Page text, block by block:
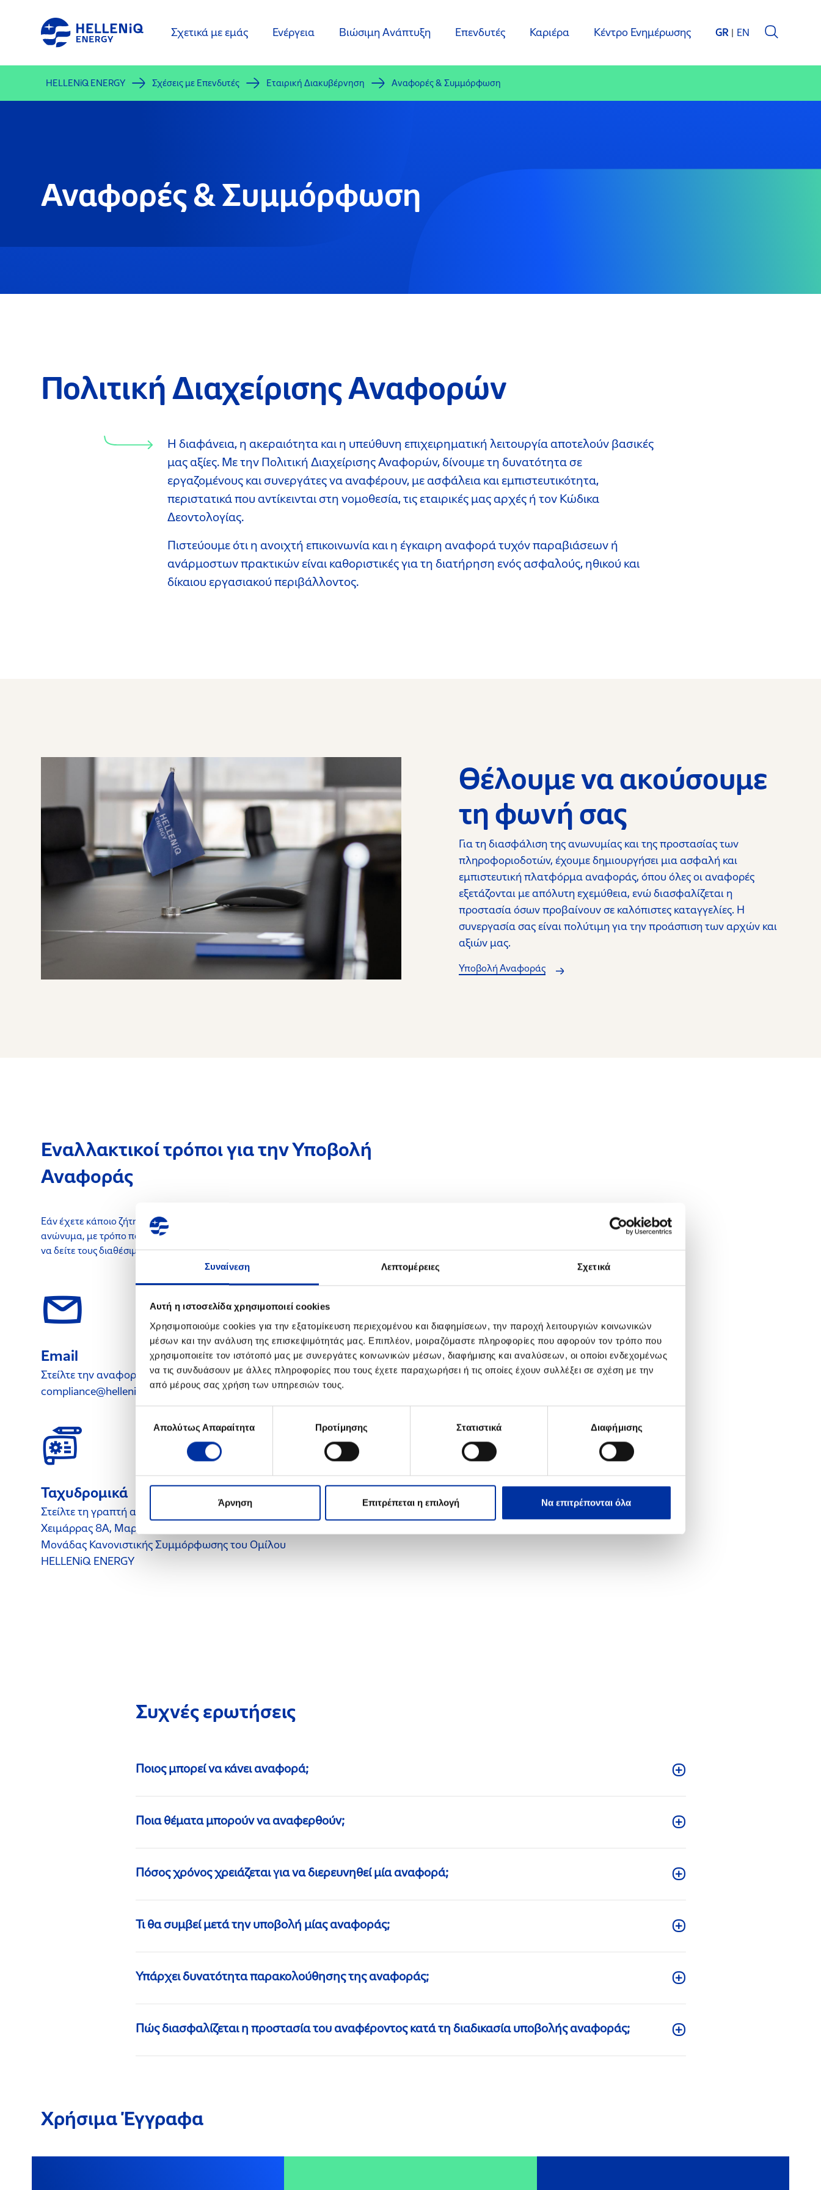
Συναίνεση Λεπτομέρειες Σχετικά
Αυτή η ιστοσελίδα χρησιμοποιεί cookies
Χρησιμοποιούμε cookies για την εξατομίκευση περιεχομένου και διαφημίσεων, την παροχή λειτουργιών κοινωνικών
μέσων και την ανάλυση της επισκεψιμότητάς μας. Επιπλέον, μοιραζόμαστε πληροφορίες που αφορούν τον τρόπο που
χρησιμοποιείτε τον ιστότοπό μας με συνεργάτες κοινωνικών μέσων, διαφήμισης και αναλύσεων, οι οποίοι ενδεχομένως
να τις συνδυάσουν με άλλες πληροφορίες που τους έχετε παραχωρήσει ή τις οποίες έχουν συλλέξει σε σχέση με την
από μέρους σας χρήση των υπηρεσιών τους.
συγκατάθεσης
Απολύτως Απαραίτητα Προτίμησης Στατιστικά Διαφήμισης
Άρνηση Επιτρέπεται η επιλογή Να επιτρέπονται όλα
περιεχόμενο
Σχετικά με εμάς Ενέργεια Βιώσιμη Ανάπτυξη Επενδυτές Καριέρα Κέντρο Ενημέρωσης GR EN
HELLENiQ ENERGY Σχέσεις με Επενδυτές Εταιρική Διακυβέρνηση Αναφορές & Συμμόρφωση
Αναφορές & Συμμόρφωση
Πολιτική Διαχείρισης Αναφορών
H διαφάνεια, η ακεραιότητα και η υπεύθυνη επιχειρηματική λειτουργία αποτελούν βασικές
μας αξίες. Με την Πολιτική Διαχείρισης Αναφορών, δίνουμε τη δυνατότητα σε
εργαζομένους και συνεργάτες να αναφέρουν, με ασφάλεια και εμπιστευτικότητα,
περιστατικά που αντίκεινται στη νομοθεσία, τις εταιρικές μας αρχές ή τον Κώδικα
Δεοντολογίας.
Πιστεύουμε ότι η ανοιχτή επικοινωνία και η έγκαιρη αναφορά τυχόν παραβιάσεων ή
ανάρμοστων πρακτικών είναι καθοριστικές για τη διατήρηση ενός ασφαλούς, ηθικού και
δίκαιου εργασιακού περιβάλλοντος.
Θέλουμε να ακούσουμε
τη φωνή σας
Για τη διασφάλιση της ανωνυμίας και της προστασίας των
πληροφοριοδοτών, έχουμε δημιουργήσει μια ασφαλή και
εμπιστευτική πλατφόρμα αναφοράς, όπου όλες οι αναφορές
εξετάζονται με απόλυτη εχεμύθεια, ενώ διασφαλίζεται η
προστασία όσων προβαίνουν σε καλόπιστες καταγγελίες. Η
συνεργασία σας είναι πολύτιμη για την προάσπιση των αρχών και
αξιών μας.
Υποβολή Αναφοράς
Εναλλακτικοί τρόποι για την Υποβολή
Αναφοράς
Εάν έχετε κάποιο ζήτημα που θέλετε να αναφέρετε, μπορείτε να το κάνετε είτε επώνυμα είτε
ανώνυμα, με τρόπο που σας εξυπηρετεί καλύτερα – γραπτώς ή προφορικά. Παρακάτω μπορείτε
να δείτε τους διαθέσιμους τρόπους επικοινωνίας:
Email
Στείλτε την αναφορά σας ηλεκτρονικά στο
compliance@helleniq.gr
Τηλεφωνικά
Καλέστε στο 210 6302333 και αφήστε ηχογραφημένο
Ταχυδρομικά
Στείλτε τη γραπτή αναφορά σας στη διεύθυνση
Χειμάρρας 8Α, Μαρούσι, Τ.Κ. 15125, υπόψιν της
Μονάδας Κανονιστικής Συμμόρφωσης του Ομίλου
HELLENiQ ENERGY
Συχνές ερωτήσεις
Ποιος μπορεί να κάνει αναφορά;
Ποια θέματα μπορούν να αναφερθούν;
Πόσος χρόνος χρειάζεται για να διερευνηθεί μία αναφορά;
Τι θα συμβεί μετά την υποβολή μίας αναφοράς;
Υπάρχει δυνατότητα παρακολούθησης της αναφοράς;
Πώς διασφαλίζεται η προστασία του αναφέροντος κατά τη διαδικασία υποβολής αναφοράς;
Χρήσιμα Έγγραφα